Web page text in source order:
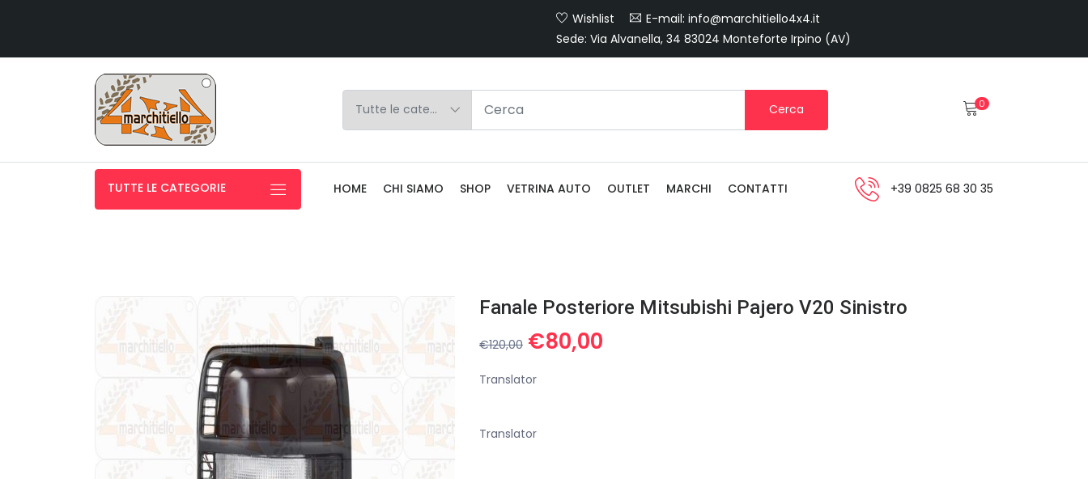
Wishlist
E-mail: info@marchitiello4x4.it
Sede: Via Alvanella, 34 83024 Monteforte Irpino (AV)
Cerca 0
TUTTE LE CATEGORIE HOME CHI SIAMO SHOP VETRINA AUTO OUTLET MARCHI CONTATTI +39 0825 68 30 35
Fanale Posteriore Mitsubishi Pajero V20 Sinistro
€120,00 Il
prezzo
originale
€120,00.
€80,00
Translator
Translator